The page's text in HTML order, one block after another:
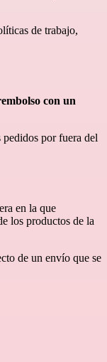
de trabajo,
con un
pedidos por fuera del
en la que
los productos de la
de un envío que se